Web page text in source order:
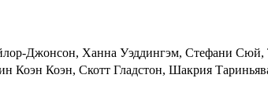
Джонсон, Ханна Уэддингэм, Стефани
Коэн Коэн, Скотт Гладстон, Шакрия